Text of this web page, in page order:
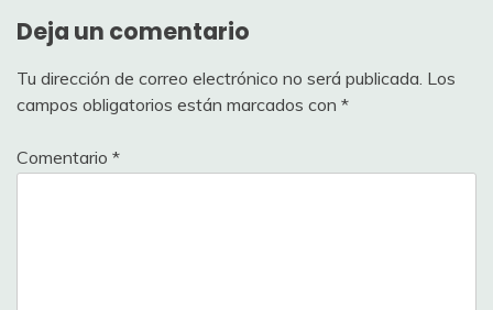
Deja un comentario
Tu dirección de correo electrónico no será publicada. Los
campos obligatorios están marcados con *
Comentario *